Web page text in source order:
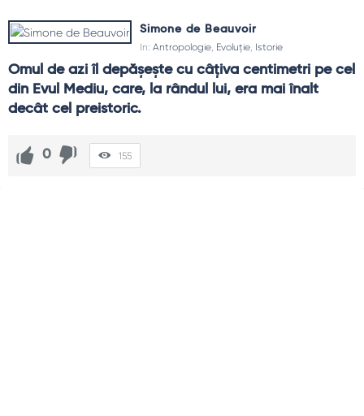
Simone de Beauvoir
In: Antropologie, Evoluție, Istorie
Omul de azi îl depășește cu câțiva centimetri pe cel
din Evul Mediu, care, la rândul lui, era mai înalt
decât cel preistoric.
0 155